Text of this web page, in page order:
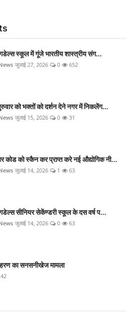
स्कूल में गूंजे भारतीय शास्त्रीय संग...
जुलाई 27, 2026 0 652
को भक्तों को दर्शन देने नगर में निकलेंग...
जुलाई 15, 2026 0 31
कोड को स्कैन कर प्राप्त करे नई औद्योगिक नी...
जुलाई 14, 2026 1 63
सीनियर सेकेंण्डरी स्कूल के दस वर्ष प...
जुलाई 14, 2026 0 63
का सनसनीखेज मामला
42